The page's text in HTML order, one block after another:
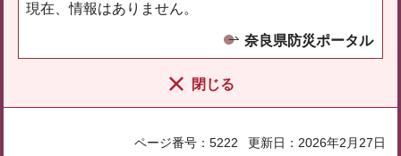
現在、情報はありません。
奈良県防災ポータル
閉じる
ページ番号：5222 更新日：2026年2月27日